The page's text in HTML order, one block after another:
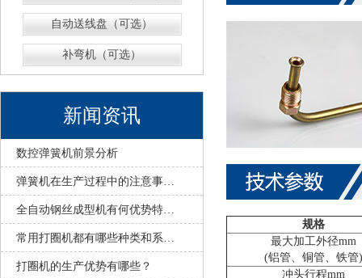
自动送线盘（可选）
补弯机（可选）
新闻资讯
数控弹簧机前景分析
弹簧机在生产过程中的注意事…
全自动钢丝成型机有何优势特…
常用打圈机都有哪些种类和系…
打圈机的生产优势有哪些？
规格
最大加工外径mm
(铝管、铜管、铁管)
冲头行程mm